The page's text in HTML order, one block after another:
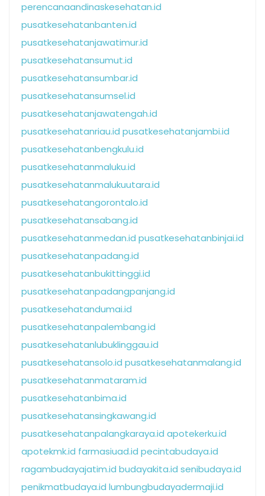
perencanaandinaskesehatan.id
pusatkesehatanbanten.id
pusatkesehatanjawatimur.id
pusatkesehatansumut.id
pusatkesehatansumbar.id
pusatkesehatansumsel.id
pusatkesehatanjawatengah.id
pusatkesehatanriau.id pusatkesehatanjambi.id
pusatkesehatanbengkulu.id
pusatkesehatanmaluku.id
pusatkesehatanmalukuutara.id
pusatkesehatangorontalo.id
pusatkesehatansabang.id
pusatkesehatanmedan.id pusatkesehatanbinjai.id
pusatkesehatanpadang.id
pusatkesehatanbukittinggi.id
pusatkesehatanpadangpanjang.id
pusatkesehatandumai.id
pusatkesehatanpalembang.id
pusatkesehatanlubuklinggau.id
pusatkesehatansolo.id pusatkesehatanmalang.id
pusatkesehatanmataram.id
pusatkesehatanbima.id
pusatkesehatansingkawang.id
pusatkesehatanpalangkaraya.id apotekerku.id
apotekmk.id farmasiuad.id pecintabudaya.id
ragambudayajatim.id budayakita.id senibudaya.id
penikmatbudaya.id lumbungbudayadermaji.id